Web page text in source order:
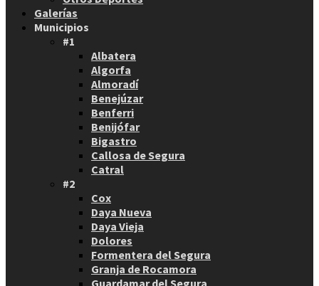
Galerías
Municipios
#1
Albatera
Algorfa
Almoradí
Benejúzar
Benferri
Benijófar
Bigastro
Callosa de Segura
Catral
#2
Cox
Daya Nueva
Daya Vieja
Dolores
Formentera del Segura
Granja de Rocamora
Guardamar del Segura